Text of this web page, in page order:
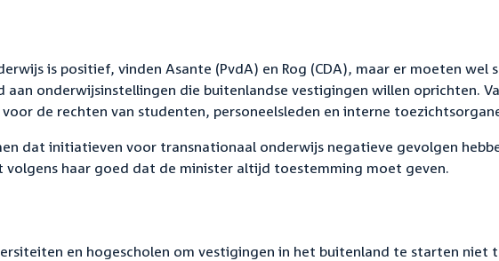
is positief, vinden Asante (PvdA) en Rog (CDA), maar er moeten wel
onderwijsinstellingen die buitenlandse vestigingen willen oprichten.
de rechten van studenten, personeelsleden en interne
dat initiatieven voor transnationaal onderwijs negatieve gevolgen
volgens haar goed dat de minister altijd toestemming moet geven.
en hogescholen om vestigingen in het buitenland te starten niet